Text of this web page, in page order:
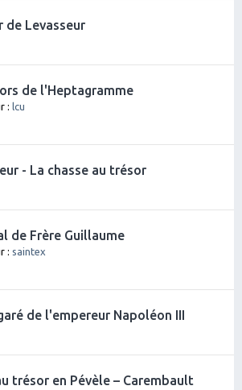
de Levasseur
de l'Heptagramme
: lcu
- La chasse au trésor
de Frère Guillaume
: saintex
de l'empereur Napoléon III
trésor en Pévèle – Carembault